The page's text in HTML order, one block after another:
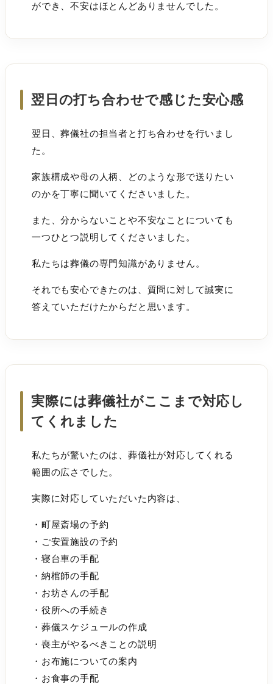
ができ、不安はほとんどありませんでした。
翌日の打ち合わせで感じた安心感
翌日、葬儀社の担当者と打ち合わせを行いまし
た。
家族構成や母の人柄、どのような形で送りたい
のかを丁寧に聞いてくださいました。
また、分からないことや不安なことについても
一つひとつ説明してくださいました。
私たちは葬儀の専門知識がありません。
それでも安心できたのは、質問に対して誠実に
答えていただけたからだと思います。
実際には葬儀社がここまで対応し
てくれました
私たちが驚いたのは、葬儀社が対応してくれる
範囲の広さでした。
実際に対応していただいた内容は、
・町屋斎場の予約
・ご安置施設の予約
・寝台車の手配
・納棺師の手配
・お坊さんの手配
・役所への手続き
・葬儀スケジュールの作成
・喪主がやるべきことの説明
・お布施についての案内
・お食事の手配